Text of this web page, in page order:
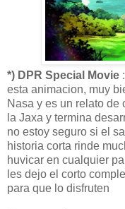
*) DPR Special Movie
esta animacion, muy
Nasa y es un relato de
la Jaxa y termina
no estoy seguro si el
historia corta rinde
huvicar en cualquier
les dejo el corto
para que lo disfruten